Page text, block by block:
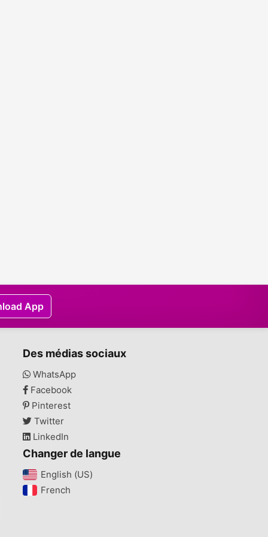
App
Des médias sociaux
WhatsApp
Facebook
Pinterest
Twitter
LinkedIn
Changer de langue
English (US)‎
French‎